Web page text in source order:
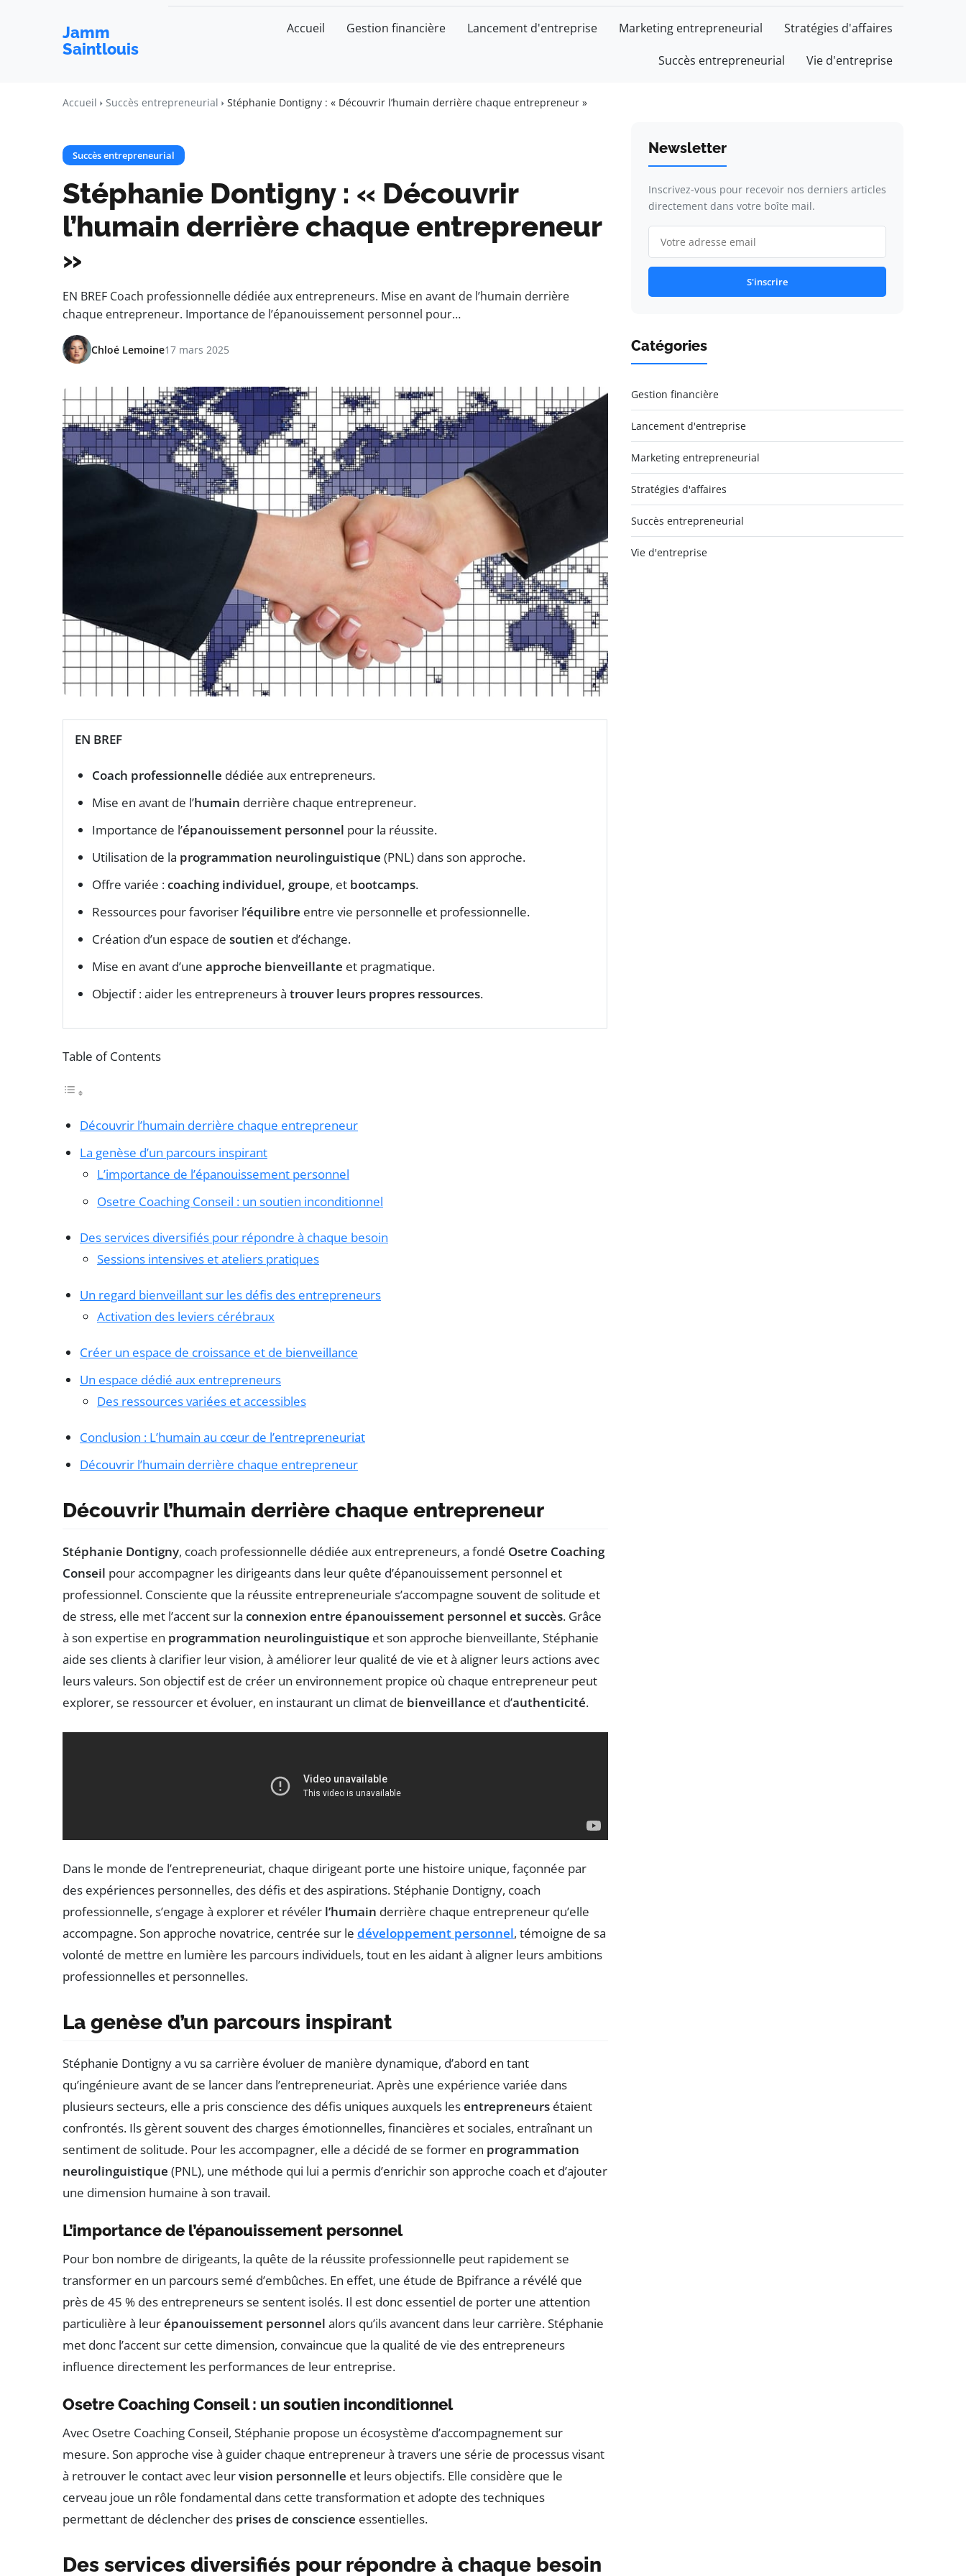
Jamm
Saintlouis
Accueil Gestion financière Lancement d'entreprise Marketing entrepreneurial Stratégies d'affaires
Succès entrepreneurial Vie d'entreprise
Accueil Succès entrepreneurial Stéphanie Dontigny : « Découvrir l’humain derrière chaque entrepreneur »
Succès entrepreneurial
Stéphanie Dontigny : « Découvrir
l’humain derrière chaque entrepreneur
»
EN BREF Coach professionnelle dédiée aux entrepreneurs. Mise en avant de l’humain derrière
chaque entrepreneur. Importance de l’épanouissement personnel pour…
Chloé Lemoine17 mars 2025
EN BREF
Coach professionnelle dédiée aux entrepreneurs.
Mise en avant de l’humain derrière chaque entrepreneur.
Importance de l’épanouissement personnel pour la réussite.
Utilisation de la programmation neurolinguistique (PNL) dans son approche.
Offre variée :coaching individuel, groupe, et bootcamps.
Ressources pour favoriser l’équilibre entre vie personnelle et professionnelle.
Création d’un espace de soutien et d’échange.
Mise en avant d’une approche bienveillante et pragmatique.
Objectif : aider les entrepreneurs à trouver leurs propres ressources.
Table of Contents
Découvrir l’humain derrière chaque entrepreneur
La genèse d’un parcours inspirant
L’importance de l’épanouissement personnel
Osetre Coaching Conseil : un soutien inconditionnel
Des services diversifiés pour répondre à chaque besoin
Sessions intensives et ateliers pratiques
Un regard bienveillant sur les défis des entrepreneurs
Activation des leviers cérébraux
Créer un espace de croissance et de bienveillance
Un espace dédié aux entrepreneurs
Des ressources variées et accessibles
Conclusion : L’humain au cœur de l’entrepreneuriat
Découvrir l’humain derrière chaque entrepreneur
Découvrir l’humain derrière chaque entrepreneur
Stéphanie Dontigny, coach professionnelle dédiée aux entrepreneurs, a fondé Osetre Coaching
Conseil pour accompagner les dirigeants dans leur quête d’épanouissement personnel et
professionnel. Consciente que la réussite entrepreneuriale s’accompagne souvent de solitude et
de stress, elle met l’accent sur la connexion entre épanouissement personnel et succès. Grâce
à son expertise en programmation neurolinguistique et son approche bienveillante, Stéphanie
aide ses clients à clarifier leur vision, à améliorer leur qualité de vie et à aligner leurs actions avec
leurs valeurs. Son objectif est de créer un environnement propice où chaque entrepreneur peut
explorer, se ressourcer et évoluer, en instaurant un climat de bienveillance et d’authenticité.
Dans le monde de l’entrepreneuriat, chaque dirigeant porte une histoire unique, façonnée par
des expériences personnelles, des défis et des aspirations. Stéphanie Dontigny, coach
professionnelle, s’engage à explorer et révéler l’humain derrière chaque entrepreneur qu’elle
accompagne. Son approche novatrice, centrée sur le développement personnel, témoigne de sa
volonté de mettre en lumière les parcours individuels, tout en les aidant à aligner leurs ambitions
professionnelles et personnelles.
La genèse d’un parcours inspirant
Stéphanie Dontigny a vu sa carrière évoluer de manière dynamique, d’abord en tant
qu’ingénieure avant de se lancer dans l’entrepreneuriat. Après une expérience variée dans
plusieurs secteurs, elle a pris conscience des défis uniques auxquels lesentrepreneurs étaient
confrontés. Ils gèrent souvent des charges émotionnelles, financières et sociales, entraînant un
sentiment de solitude. Pour les accompagner, elle a décidé de se former en programmation
neurolinguistique (PNL), une méthode qui lui a permis d’enrichir son approche coach et d’ajouter
une dimension humaine à son travail.
L’importance de l’épanouissement personnel
Pour bon nombre de dirigeants, la quête de la réussite professionnelle peut rapidement se
transformer en un parcours semé d’embûches. En effet, une étude de Bpifrance a révélé que
près de 45 % des entrepreneurs se sentent isolés. Il est donc essentiel de porter une attention
particulière à leurépanouissement personnel alors qu’ils avancent dans leur carrière. Stéphanie
met donc l’accent sur cette dimension, convaincue que la qualité de vie des entrepreneurs
influence directement les performances de leur entreprise.
Osetre Coaching Conseil : un soutien inconditionnel
Avec Osetre Coaching Conseil, Stéphanie propose un écosystème d’accompagnement sur
mesure. Son approche vise à guider chaque entrepreneur à travers une série de processus visant
à retrouver le contact avec leurvision personnelle et leurs objectifs. Elle considère que le
cerveau joue un rôle fondamental dans cette transformation et adopte des techniques
permettant de déclencher des prises de conscience essentielles.
Des services diversifiés pour répondre à chaque besoin
Newsletter
Inscrivez-vous pour recevoir nos derniers articles
directement dans votre boîte mail.
S'inscrire
Catégories
Gestion financière
Lancement d'entreprise
Marketing entrepreneurial
Stratégies d'affaires
Succès entrepreneurial
Vie d'entreprise